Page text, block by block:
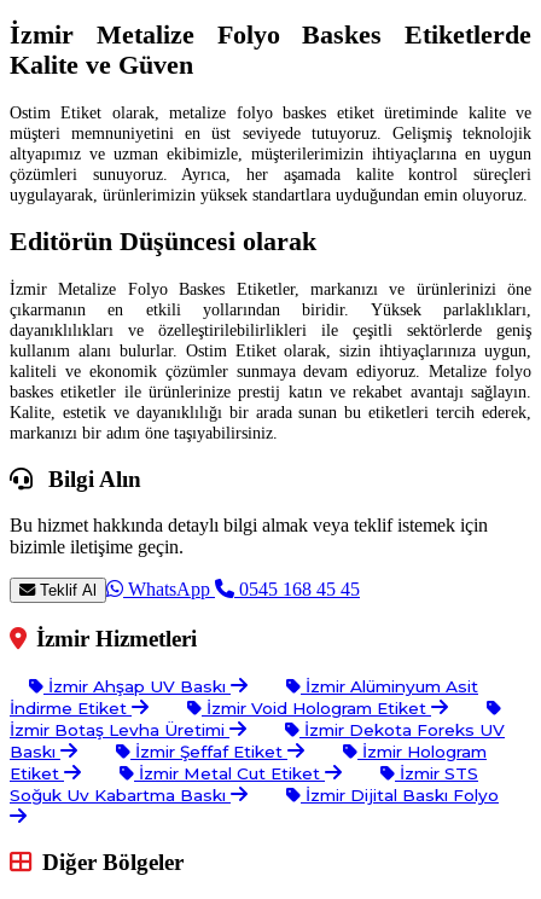
İzmir Metalize Folyo Baskes Etiketlerde
Kalite ve Güven
Ostim Etiket olarak, metalize folyo baskes etiket üretiminde kalite ve
müşteri memnuniyetini en üst seviyede tutuyoruz. Gelişmiş teknolojik
altyapımız ve uzman ekibimizle, müşterilerimizin ihtiyaçlarına en uygun
çözümleri sunuyoruz. Ayrıca, her aşamada kalite kontrol süreçleri
uygulayarak, ürünlerimizin yüksek standartlara uyduğundan emin oluyoruz.
Editörün Düşüncesi olarak
İzmir Metalize Folyo Baskes Etiketler, markanızı ve ürünlerinizi öne
çıkarmanın en etkili yollarından biridir. Yüksek parlaklıkları,
dayanıklılıkları ve özelleştirilebilirlikleri ile çeşitli sektörlerde geniş
kullanım alanı bulurlar. Ostim Etiket olarak, sizin ihtiyaçlarınıza uygun,
kaliteli ve ekonomik çözümler sunmaya devam ediyoruz. Metalize folyo
baskes etiketler ile ürünlerinize prestij katın ve rekabet avantajı sağlayın.
Kalite, estetik ve dayanıklılığı bir arada sunan bu etiketleri tercih ederek,
markanızı bir adım öne taşıyabilirsiniz.
Bilgi Alın
Bu hizmet hakkında detaylı bilgi almak veya teklif istemek için
bizimle iletişime geçin.
Teklif Al WhatsApp 0545 168 45 45
İzmir Hizmetleri
İzmir Ahşap UV Baskı
İzmir Alüminyum Asit
İndirme Etiket
İzmir Void Hologram Etiket
İzmir Botaş Levha Üretimi
İzmir Dekota Foreks UV
Baskı
İzmir Şeffaf Etiket
İzmir Hologram
Etiket
İzmir Metal Cut Etiket
İzmir STS
Soğuk Uv Kabartma Baskı
İzmir Dijital Baskı Folyo
Diğer Bölgeler